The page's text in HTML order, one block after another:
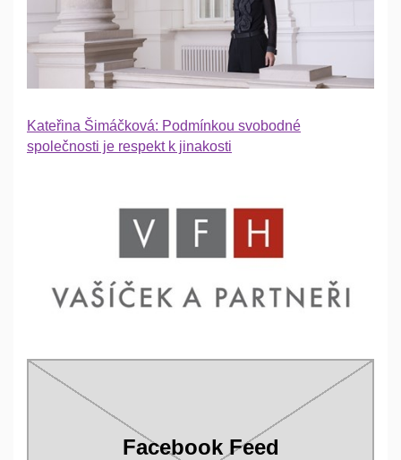
Kateřina Šimáčková: Podmínkou svobodné
společnosti je respekt k jinakosti
Facebook Feed